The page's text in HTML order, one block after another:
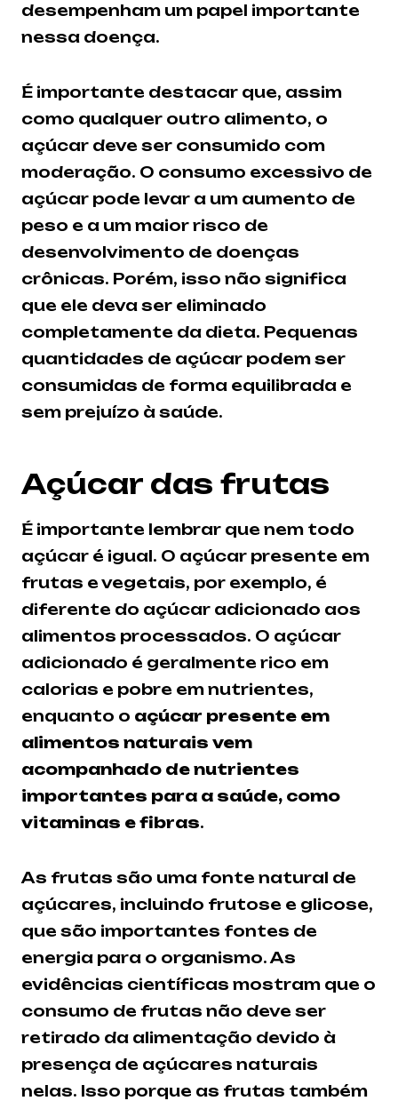
desempenham um papel importante
nessa doença.
É importante destacar que, assim
como qualquer outro alimento, o
açúcar deve ser consumido com
moderação. O consumo excessivo de
açúcar pode levar a um aumento de
peso e a um maior risco de
desenvolvimento de doenças
crônicas. Porém, isso não significa
que ele deva ser eliminado
completamente da dieta. Pequenas
quantidades de açúcar podem ser
consumidas de forma equilibrada e
sem prejuízo à saúde.
Açúcar das frutas
É importante lembrar que nem todo
açúcar é igual. O açúcar presente em
frutas e vegetais, por exemplo, é
diferente do açúcar adicionado aos
alimentos processados. O açúcar
adicionado é geralmente rico em
calorias e pobre em nutrientes,
enquanto o açúcar presente em
alimentos naturais vem
acompanhado de nutrientes
importantes para a saúde, como
vitaminas e fibras.
As frutas são uma fonte natural de
açúcares, incluindo frutose e glicose,
que são importantes fontes de
energia para o organismo. As
evidências científicas mostram que o
consumo de frutas não deve ser
retirado da alimentação devido à
presença de açúcares naturais
nelas. Isso porque as frutas também